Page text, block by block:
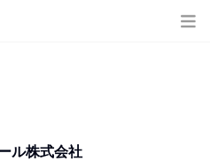
ル株式会社